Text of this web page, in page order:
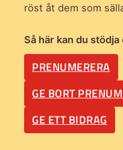
röst åt dem som
Så här kan du stödja
PRENUMERERA
GE BORT
GE ETT BIDRAG